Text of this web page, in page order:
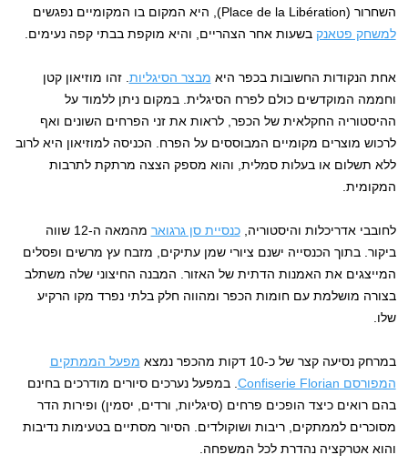
השחרור (Place de la Libération), היא המקום בו המקומיים נפגשים
למשחק פטאנק בשעות אחר הצהריים, והיא מוקפת בבתי קפה נעימים.
אחת הנקודות החשובות בכפר היא מבצר הסיגליות . זהו מוזיאון קטן
וחממה המוקדשים כולם לפרח הסיגלית. במקום ניתן ללמוד על
ההיסטוריה החקלאית של הכפר, לראות את זני הפרחים השונים ואף
לרכוש מוצרים מקומיים המבוססים על הפרח. הכניסה למוזיאון היא לרוב
ללא תשלום או בעלות סמלית, והוא מספק הצצה מרתקת לתרבות
המקומית.
לחובבי אדריכלות והיסטוריה,כנסיית סן גרגואר
מהמאה ה-12 שווה
ביקור. בתוך הכנסייה ישנם ציורי שמן עתיקים, מזבח עץ מרשים ופסלים
המייצגים את האמנות הדתית של האזור. המבנה החיצוני שלה משתלב
בצורה מושלמת עם חומות הכפר ומהווה חלק בלתי נפרד מקו הרקיע
שלו.
במרחק נסיעה קצר של כ-10 דקות מהכפר נמצא
מפעל הממתקים
המפורסם Confiserie Florian
. במפעל נערכים סיורים מודרכים בחינם
בהם רואים כיצד הופכים פרחים (סיגליות, ורדים, יסמין) ופירות הדר
מסוכרים לממתקים, ריבות ושוקולדים. הסיור מסתיים בטעימות נדיבות
והוא אטרקציה נהדרת לכל המשפחה.